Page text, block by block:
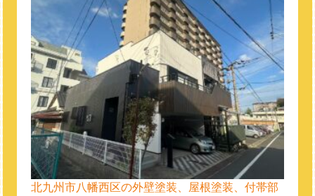
北九州市八幡西区の外壁塗装、屋根塗装、付帯部